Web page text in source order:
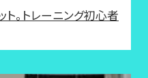
。トレーニング初心者